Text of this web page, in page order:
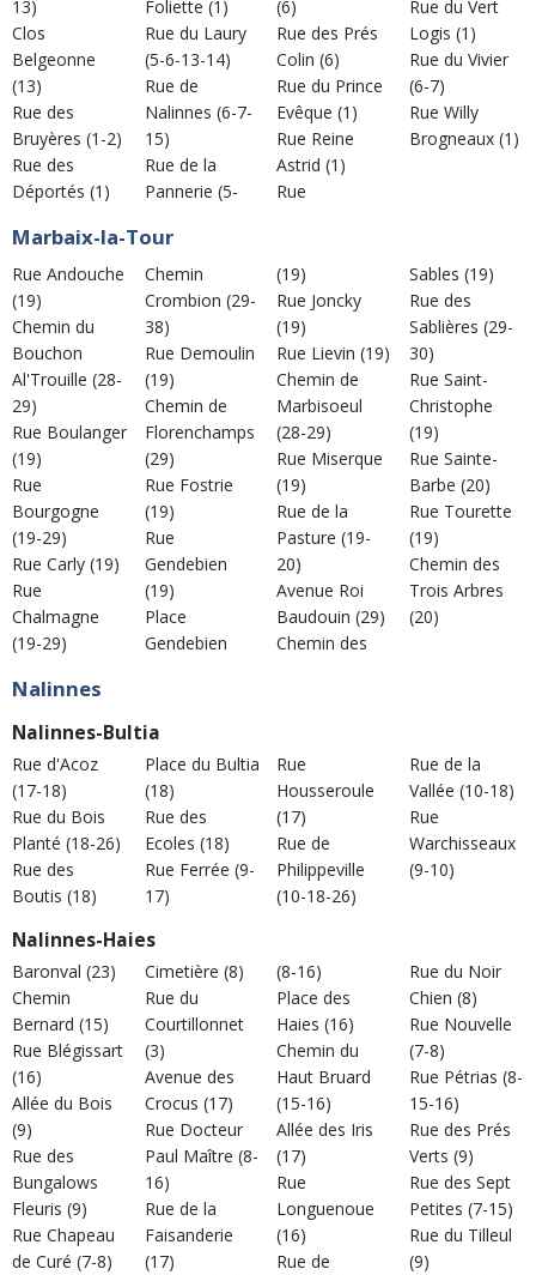
13)
Clos
Belgeonne
(13)
Rue des
Bruyères (1-2)
Rue des
Déportés (1)
Foliette (1)
Rue du Laury
(5-6-13-14)
Rue de
Nalinnes (6-7-
15)
Rue de la
Pannerie (5-
(6)
Rue des Prés
Colin (6)
Rue du Prince
Evêque (1)
Rue Reine
Astrid (1)
Rue
Rue du Vert
Logis (1)
Rue du Vivier
(6-7)
Rue Willy
Brogneaux (1)
Marbaix-la-Tour
Rue Andouche
(19)
Chemin du
Bouchon
Al'Trouille (28-
29)
Rue Boulanger
(19)
Rue
Bourgogne
(19-29)
Rue Carly (19)
Rue
Chalmagne
(19-29)
Chemin
Crombion (29-
38)
Rue Demoulin
(19)
Chemin de
Florenchamps
(29)
Rue Fostrie
(19)
Rue
Gendebien
(19)
Place
Gendebien
(19)
Rue Joncky
(19)
Rue Lievin (19)
Chemin de
Marbisoeul
(28-29)
Rue Miserque
(19)
Rue de la
Pasture (19-
20)
Avenue Roi
Baudouin (29)
Chemin des
Sables (19)
Rue des
Sablières (29-
30)
Rue Saint-
Christophe
(19)
Rue Sainte-
Barbe (20)
Rue Tourette
(19)
Chemin des
Trois Arbres
(20)
Nalinnes
Nalinnes-Bultia
Rue d'Acoz
(17-18)
Rue du Bois
Planté (18-26)
Rue des
Boutis (18)
Place du Bultia
(18)
Rue des
Ecoles (18)
Rue Ferrée (9-
17)
Rue
Housseroule
(17)
Rue de
Philippeville
(10-18-26)
Rue de la
Vallée (10-18)
Rue
Warchisseaux
(9-10)
Nalinnes-Haies
Baronval (23)
Chemin
Bernard (15)
Rue Blégissart
(16)
Allée du Bois
(9)
Rue des
Bungalows
Fleuris (9)
Rue Chapeau
de Curé (7-8)
Cimetière (8)
Rue du
Courtillonnet
(3)
Avenue des
Crocus (17)
Rue Docteur
Paul Maître (8-
16)
Rue de la
Faisanderie
(17)
(8-16)
Place des
Haies (16)
Chemin du
Haut Bruard
(15-16)
Allée des Iris
(17)
Rue
Longuenoue
(16)
Rue de
Rue du Noir
Chien (8)
Rue Nouvelle
(7-8)
Rue Pétrias (8-
15-16)
Rue des Prés
Verts (9)
Rue des Sept
Petites (7-15)
Rue du Tilleul
(9)